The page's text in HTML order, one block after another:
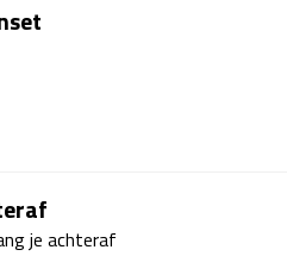
je achteraf